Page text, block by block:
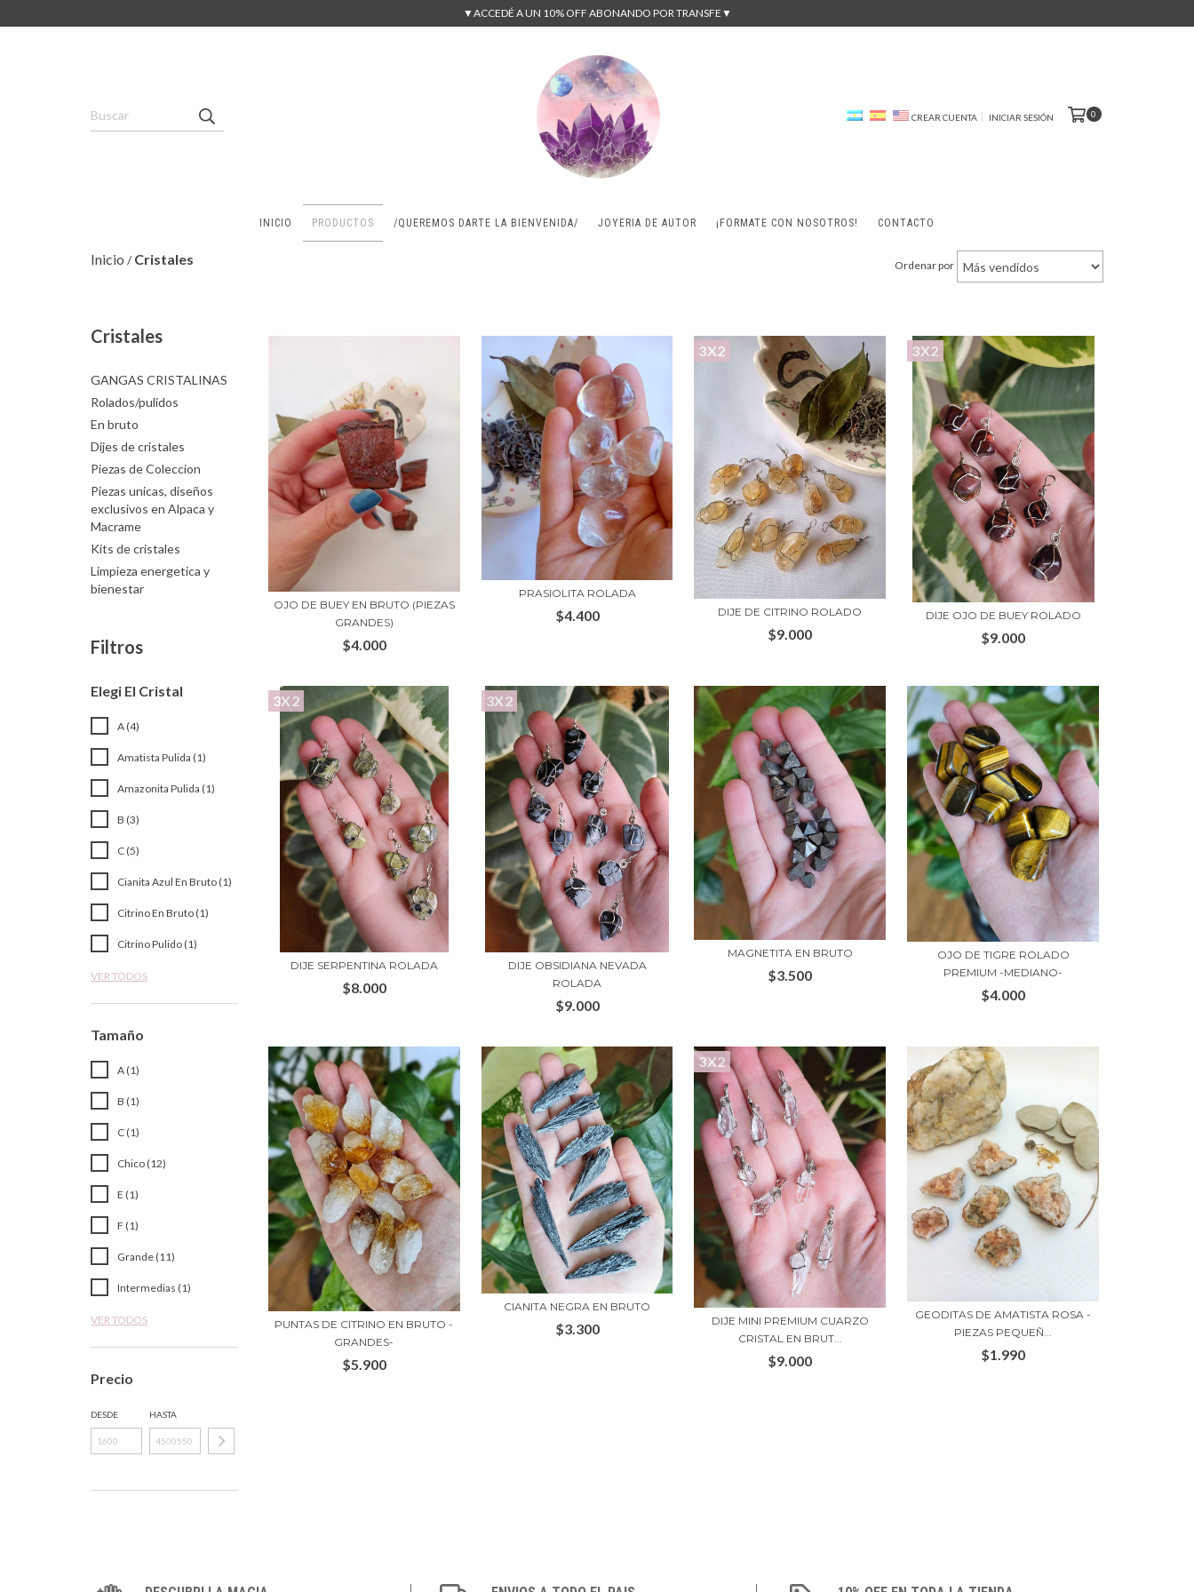
▼ACCEDÉ A UN 10% OFF ABONANDO POR TRANSFE▼
CREAR CUENTA INICIAR SESIÓN 0
INICIO PRODUCTOS /QUEREMOS DARTE LA BIENVENIDA/ JOYERIA DE AUTOR ¡FORMATE CON NOSOTROS! CONTACTO
Inicio / Cristales Ordenar por
Cristales
GANGAS CRISTALINAS
Rolados/pulidos
En bruto
Dijes de cristales
Piezas de Coleccion
Piezas unicas, diseños
exclusivos en Alpaca y
Macrame
Kits de cristales
Limpieza energetica y
bienestar
Filtros
Elegi El Cristal
A (4)
Amatista Pulida (1)
Amazonita Pulida (1)
B (3)
C (5)
Cianita Azul En Bruto (1)
Citrino En Bruto (1)
Citrino Pulido (1)
VER TODOS
Tamaño
A (1)
B (1)
C (1)
Chico (12)
E (1)
F (1)
Grande (11)
Intermedias (1)
VER TODOS
Precio
DESDE HASTA
OJO DE BUEY EN BRUTO (PIEZAS
GRANDES)
$4.000
PRASIOLITA ROLADA
$4.400
3X2
DIJE DE CITRINO ROLADO
$9.000
3X2
DIJE OJO DE BUEY ROLADO
$9.000
3X2
DIJE SERPENTINA ROLADA
$8.000
3X2
DIJE OBSIDIANA NEVADA
ROLADA
$9.000
MAGNETITA EN BRUTO
$3.500
OJO DE TIGRE ROLADO
PREMIUM -MEDIANO-
$4.000
PUNTAS DE CITRINO EN BRUTO -
GRANDES-
$5.900
CIANITA NEGRA EN BRUTO
$3.300
3X2
DIJE MINI PREMIUM CUARZO
CRISTAL EN BRUT...
$9.000
GEODITAS DE AMATISTA ROSA -
PIEZAS PEQUEÑ...
$1.990